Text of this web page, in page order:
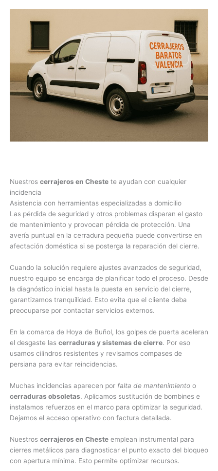
Nuestros cerrajeros en Cheste te ayudan con cualquier
incidencia
Asistencia con herramientas especializadas a domicilio
Las pérdida de seguridad y otros problemas disparan el gasto
de mantenimiento y provocan pérdida de protección. Una
avería puntual en la cerradura pequeña puede convertirse en
afectación doméstica si se posterga la reparación del cierre.
Cuando la solución requiere ajustes avanzados de seguridad,
nuestro equipo se encarga de planificar todo el proceso. Desde
la diagnóstico inicial hasta la puesta en servicio del cierre,
garantizamos tranquilidad. Esto evita que el cliente deba
preocuparse por contactar servicios externos.
En la comarca de Hoya de Buñol, los golpes de puerta aceleran
el desgaste las cerraduras y sistemas de cierre. Por eso
usamos cilindros resistentes y revisamos compases de
persiana para evitar reincidencias.
Muchas incidencias aparecen por falta de mantenimiento o
cerraduras obsoletas. Aplicamos sustitución de bombines e
instalamos refuerzos en el marco para optimizar la seguridad.
Dejamos el acceso operativo con factura detallada.
Nuestros cerrajeros en Cheste emplean instrumental para
cierres metálicos para diagnosticar el punto exacto del bloqueo
con apertura mínima. Esto permite optimizar recursos.